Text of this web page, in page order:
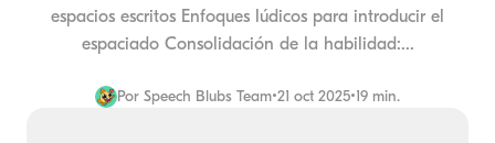
espacios escritos Enfoques lúdicos para introducir el
espaciado Consolidación de la habilidad:...
Por Speech Blubs Team•21 oct 2025•19 min.